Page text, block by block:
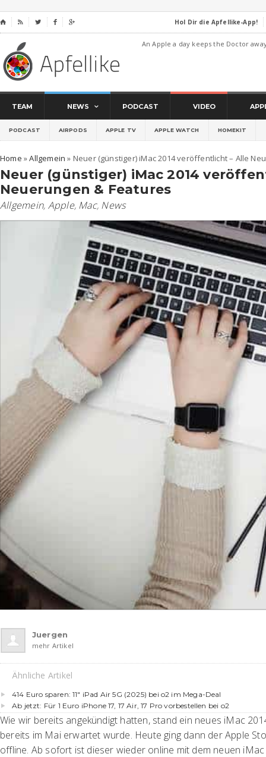
⌂     Hol Dir die Apfellike-App!
An Apple a day keeps the Doctor
TEAM NEWS PODCAST VIDEO
PODCAST AIRPODS APPLE TV APPLE WATCH HOMEKIT
Home »Allgemein » Neuer (günstiger) iMac 2014 veröffentlicht – Alle
Neuer (günstiger) iMac 2014
Neuerungen & Features
Allgemein, Apple, Mac, News
Juergen
mehr Artikel
Ähnliche Artikel
414 Euro sparen: 11″ iPad Air 5G (2025) bei o2 im Mega-Deal
Ab jetzt: Für 1 Euro iPhone 17, 17 Air, 17 Pro vorbestellen bei o2
Wie wir bereits angekündigt hatten, stand ein neues iMac
bereits im Mai erwartet wurde. Heute ging dann der Apple
offline. Ab sofort ist dieser wieder online mit dem neuen